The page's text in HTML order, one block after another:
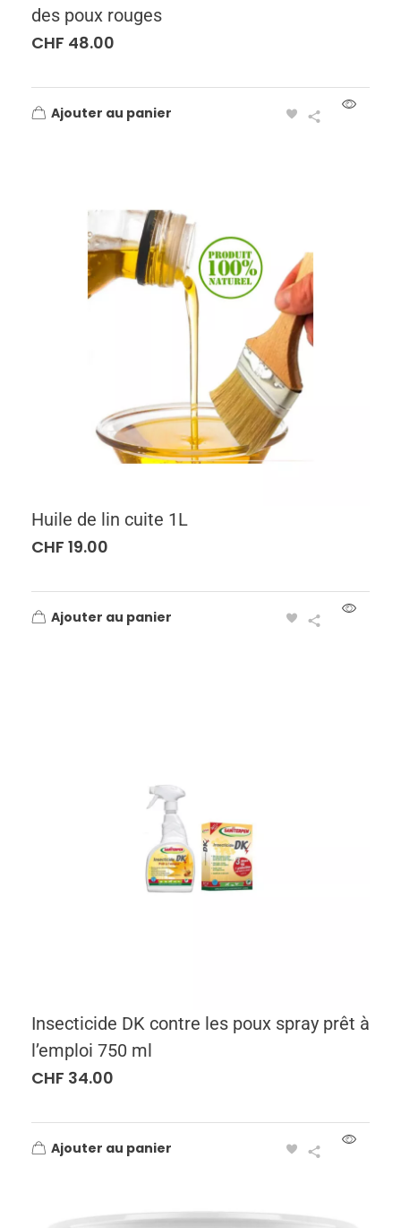
des poux rouges
CHF 48.00
Ajouter au panier
Huile de lin cuite 1L
CHF 19.00
Ajouter au panier
Insecticide DK contre les poux spray prêt à
l’emploi 750 ml
CHF 34.00
Ajouter au panier